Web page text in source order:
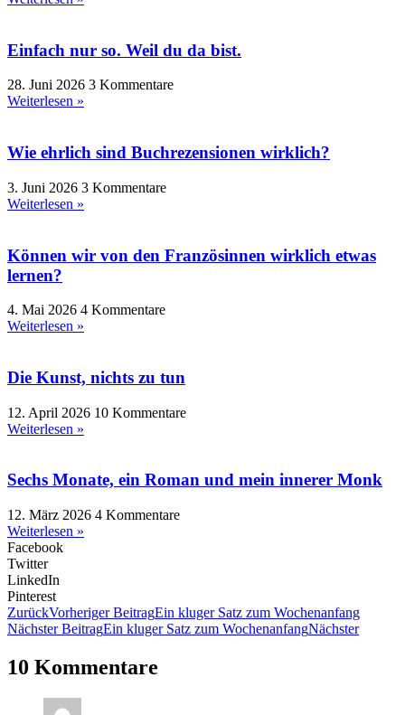
Einfach nur so. Weil du da bist.
28. Juni 2026 3 Kommentare
Weiterlesen »
Wie ehrlich sind Buchrezensionen wirklich?
3. Juni 2026 3 Kommentare
Weiterlesen »
Können wir von den Französinnen wirklich etwas
lernen?
4. Mai 2026 4 Kommentare
Weiterlesen »
Die Kunst, nichts zu tun
12. April 2026 10 Kommentare
Weiterlesen »
Sechs Monate, ein Roman und mein innerer Monk
12. März 2026 4 Kommentare
Weiterlesen »
Facebook
Twitter
LinkedIn
Pinterest
ZurückVorheriger BeitragEin kluger Satz zum Wochenanfang
Nächster BeitragEin kluger Satz zum WochenanfangNächster
10 Kommentare